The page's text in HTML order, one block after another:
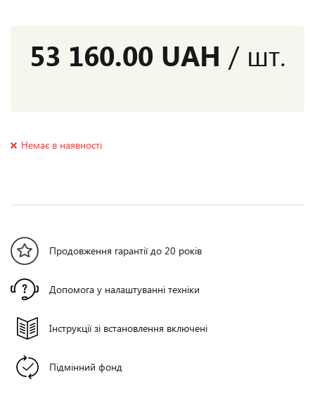
Немає в наявності
53 160.00 UAH / шт.
Продовження гарантії до 20 років
Допомога у налаштуванні техніки
Інструкції зі встановлення включені
Підмінний фонд